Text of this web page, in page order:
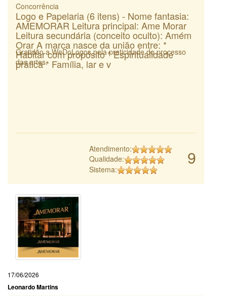
Concorrência
Logo e Papelaria (6 itens) - Nome fantasia:
AMEMORAR Leitura principal: Ame Morar
Leitura secundária (conceito oculto): Amém
Orar A marca nasce da união entre: *
Habitar com propósito * Espiritualidade
prática * Família, lar e v
Gratidão a WeDoLogos pela praticidade do processo
das artes.
9
Atendimento:
Qualidade:
Sistema:
17/06/2026
Leonardo Martins